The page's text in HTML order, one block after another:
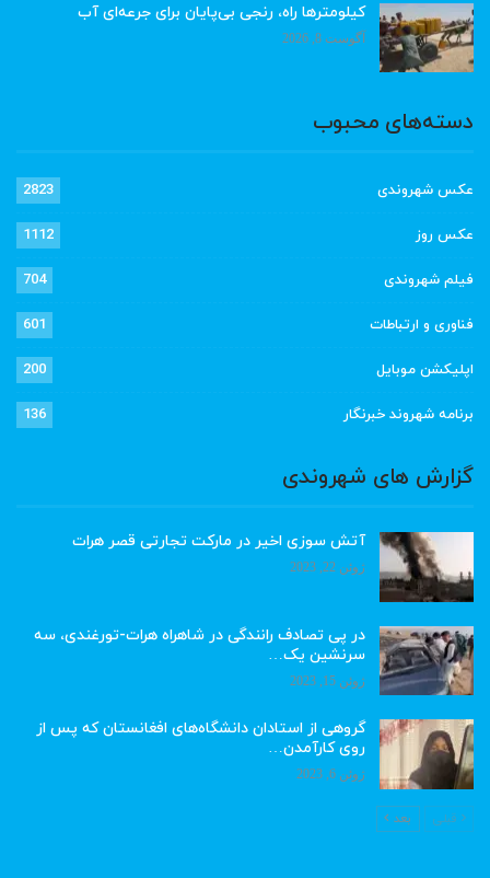
کیلومترها راه، رنجی بی‌پایان برای جرعه‌ای آب
آگوست 8, 2026
دسته‌های محبوب
عکس شهروندی 2823
عکس روز 1112
فیلم شهروندی 704
فناوری و ارتباطات 601
اپلیکشن موبایل 200
برنامه شهروند خبرنگار 136
گزارش های شهروندی
آتش سوزی اخیر در مارکت تجارتی قصر هرات
ژوئن 22, 2023
در پی تصادف رانندگی در شاهراه هرات-تورغندی، سه
سرنشین یک…
ژوئن 15, 2023
گروهی از استادان دانشگاه‌های افغانستان که پس از
روی کارآمدن…
ژوئن 6, 2023
قبلی بعد